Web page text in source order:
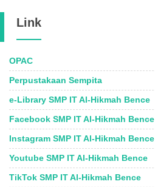
Link
OPAC
Perpustakaan Sempita
e-Library SMP IT Al-Hikmah Bence
Facebook SMP IT Al-Hikmah Bence
Instagram SMP IT Al-Hikmah Bence
Youtube SMP IT Al-Hikmah Bence
TikTok SMP IT Al-Hikmah Bence